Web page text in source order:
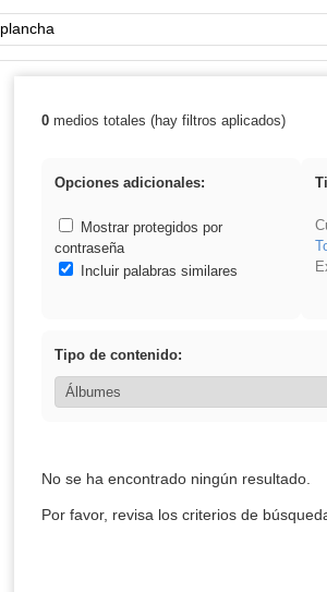
Palabra o frase:
Resultados de: plancha
0medios totales (hay filtros aplicados)
Opciones adicionales:
Mostrar protegidos por
contraseña
Incluir palabras similares
Tipo de contenido:
No se ha encontrado ningún resultado.
Por favor, revisa los criterios de